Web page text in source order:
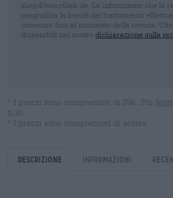
shop@bierothek.de. La informiamo che la
pregiudica la liceità del trattamento
consenso fino al momento della revoca.
disponibili nel nostro dichiarazione sulla
* I prezzi sono comprensivi di IVA. Più
0,30
* I prezzi sono comprensivi di accisa
Descrizione Informazioni